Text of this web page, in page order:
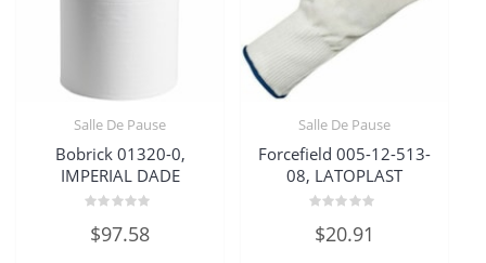
Salle De Pause
Bobrick 01320-0,
IMPERIAL DADE
0
sur
$97.58
Salle De Pause
Forcefield 005-12-513-
08, LATOPLAST
0
sur
$20.91